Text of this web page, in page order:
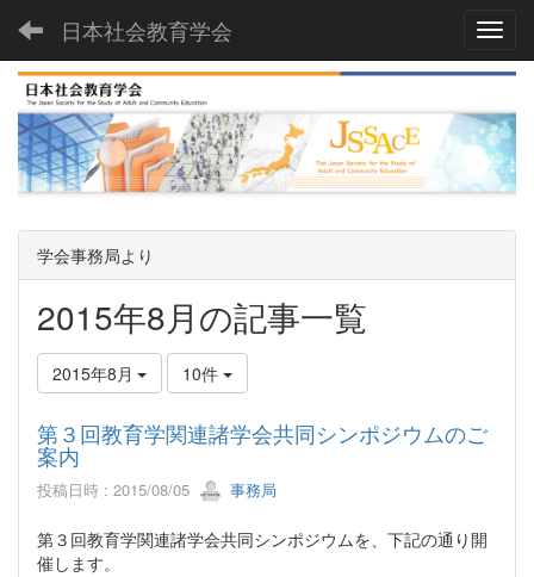
日本社会教育学会
学会事務局より
2015年8月の記事一覧
2015年8月 10件
第３回教育学関連諸学会共同シンポジウムのご
案内
投稿日時 : 2015/08/05 事務局
第３回教育学関連諸学会共同シンポジウムを、下記の通り開
催します。